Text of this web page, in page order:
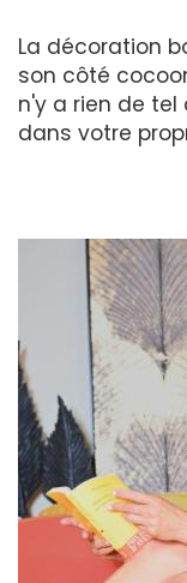
La décoration
son côté
n'y a rien de
dans votre